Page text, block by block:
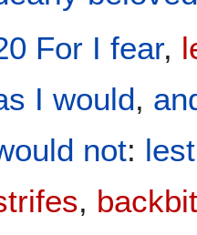
For I fear,
I would,
not: lest
,